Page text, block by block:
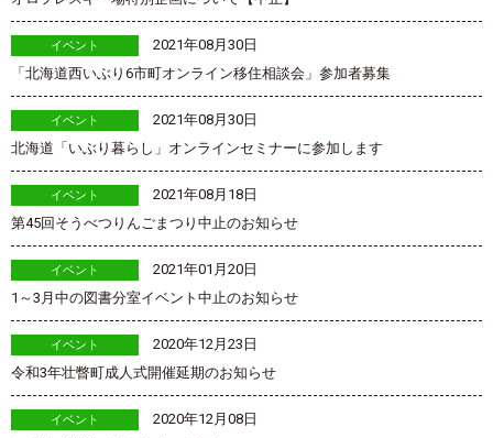
イベント
2021年08月30日
「北海道西いぶり6市町オンライン移住相談会」参加者募集
イベント
2021年08月30日
北海道「いぶり暮らし」オンラインセミナーに参加します
イベント
2021年08月18日
第45回そうべつりんごまつり中止のお知らせ
イベント
2021年01月20日
1～3月中の図書分室イベント中止のお知らせ
イベント
2020年12月23日
令和3年壮瞥町成人式開催延期のお知らせ
イベント
2020年12月08日